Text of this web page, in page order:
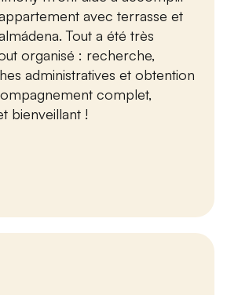
avec terrasse et
Tout a été très
organisé : recherche,
administratives et obtention
complet,
bienveillant !